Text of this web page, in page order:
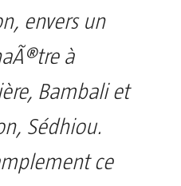
envers un
à
Bambali et
Sédhiou.
ce